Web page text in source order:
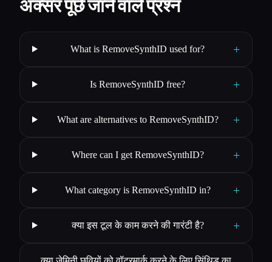
अक्सर पूछे जाने वाले प्रश्न
What is RemoveSynthID used for? +
Is RemoveSynthID free? +
What are alternatives to RemoveSynthID? +
Where can I get RemoveSynthID? +
What category is RemoveSynthID in? +
क्या इस टूल के काम करने की गारंटी है? +